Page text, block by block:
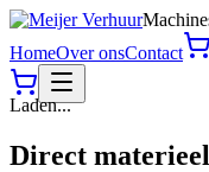
HomeOver onsContact
Laden...
Direct